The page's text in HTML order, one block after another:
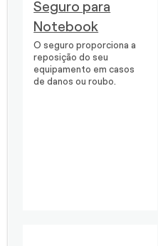
Seguro para
Notebook
O seguro proporciona a
reposição do seu
equipamento em casos
de danos ou roubo.